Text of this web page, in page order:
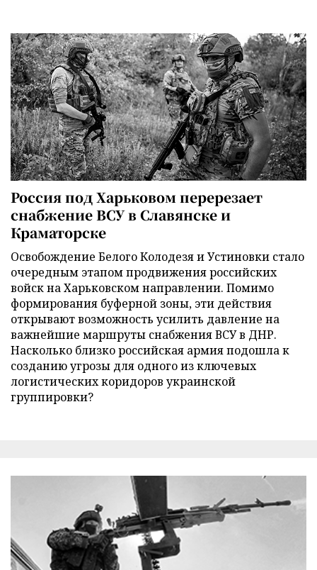
Россия под Харьковом перерезает
снабжение ВСУ в Славянске и
Краматорске
Освобождение Белого Колодезя и Устиновки стало
очередным этапом продвижения российских
войск на Харьковском направлении. Помимо
формирования буферной зоны, эти действия
открывают возможность усилить давление на
важнейшие маршруты снабжения ВСУ в ДНР.
Насколько близко российская армия подошла к
созданию угрозы для одного из ключевых
логистических коридоров украинской
группировки?